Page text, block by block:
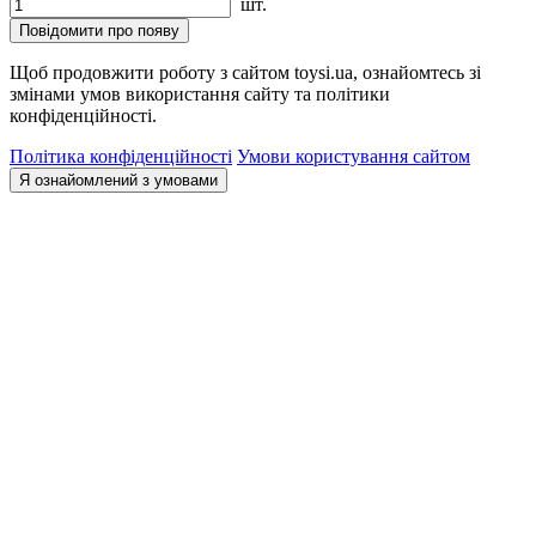
шт.
Повідомити про появу
Щоб продовжити роботу з сайтом toysi.ua, ознайомтесь зі
змінами умов використання сайту та політики
конфіденційності.
Політика конфіденційності Умови користування сайтом
Я ознайомлений з умовами